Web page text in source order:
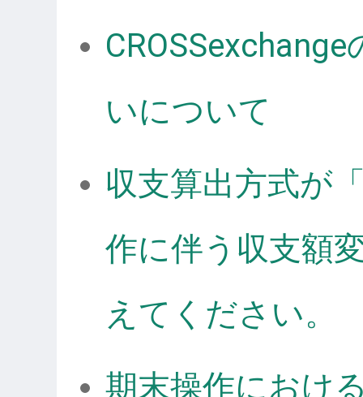
いについて
収支算出方式が
作に伴う収支額
えてください。
期末操作におけ